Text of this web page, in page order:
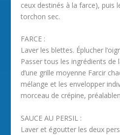
ceux destinés à la farce), puis
torchon sec.
FARCE :
Laver les blettes. Éplucher
Passer tous les ingrédients de
d’une grille moyenne Farcir
mélange et les envelopper
morceau de crépine,
SAUCE AU PERSIL :
Laver et égoutter les deux